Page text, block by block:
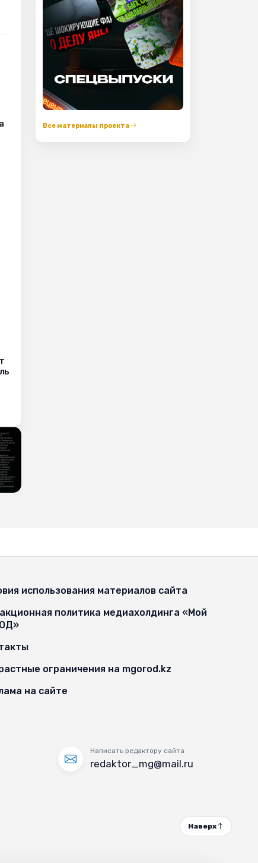
Все материалы проекта
использования материалов сайта
политика медиахолдинга «Мой
ограничения на mgorod.kz
на сайте
Написать редактору сайта
redaktor_mg@mail.ru
Наверх